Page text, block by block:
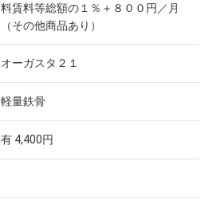
料賃料等総額の１％＋８００円／月
（その他商品あり）
オーガスタ２１
軽量鉄骨
有 4,400円